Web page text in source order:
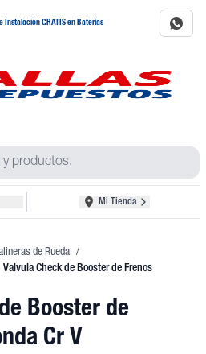
Instalación GRATIS en Baterías
Mi Tienda
de Rueda /
Valvula Check de Booster de Frenos
Booster de
Cr V